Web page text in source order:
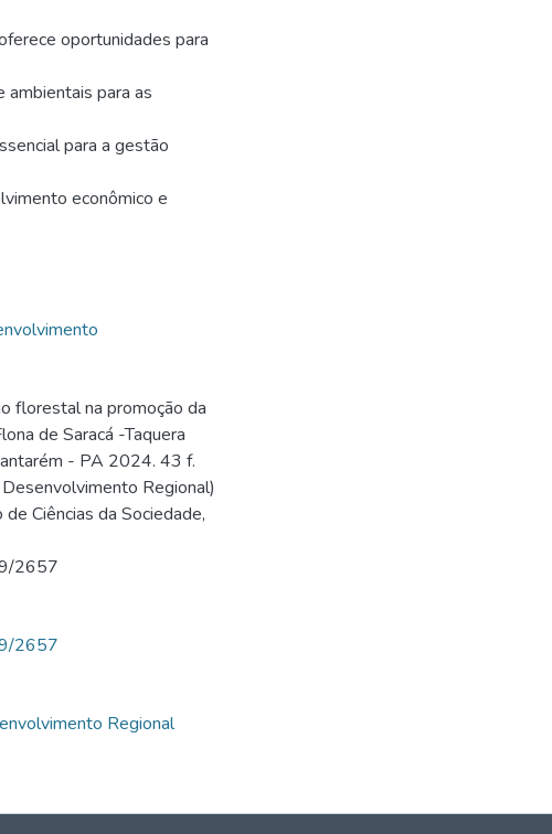
oportunidades para
ambientais para as
para a gestão
econômico e
florestal na promoção da
de Saracá -Taquera
- PA 2024. 43 f.
Regional)
Ciências da Sociedade,
2657
2657
Regional